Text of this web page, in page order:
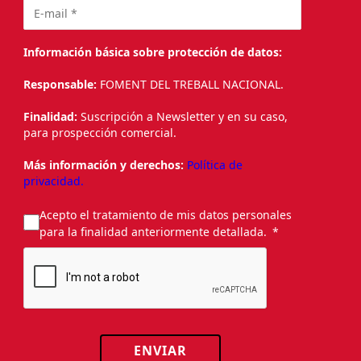
Información básica sobre protección de datos:
Responsable: FOMENT DEL TREBALL NACIONAL.
Finalidad: Suscripción a Newsletter y en su caso,
para prospección comercial.
Más información y derechos: Política de
privacidad.
Acepto el tratamiento de mis datos personales
para la finalidad anteriormente detallada.
ENVIAR